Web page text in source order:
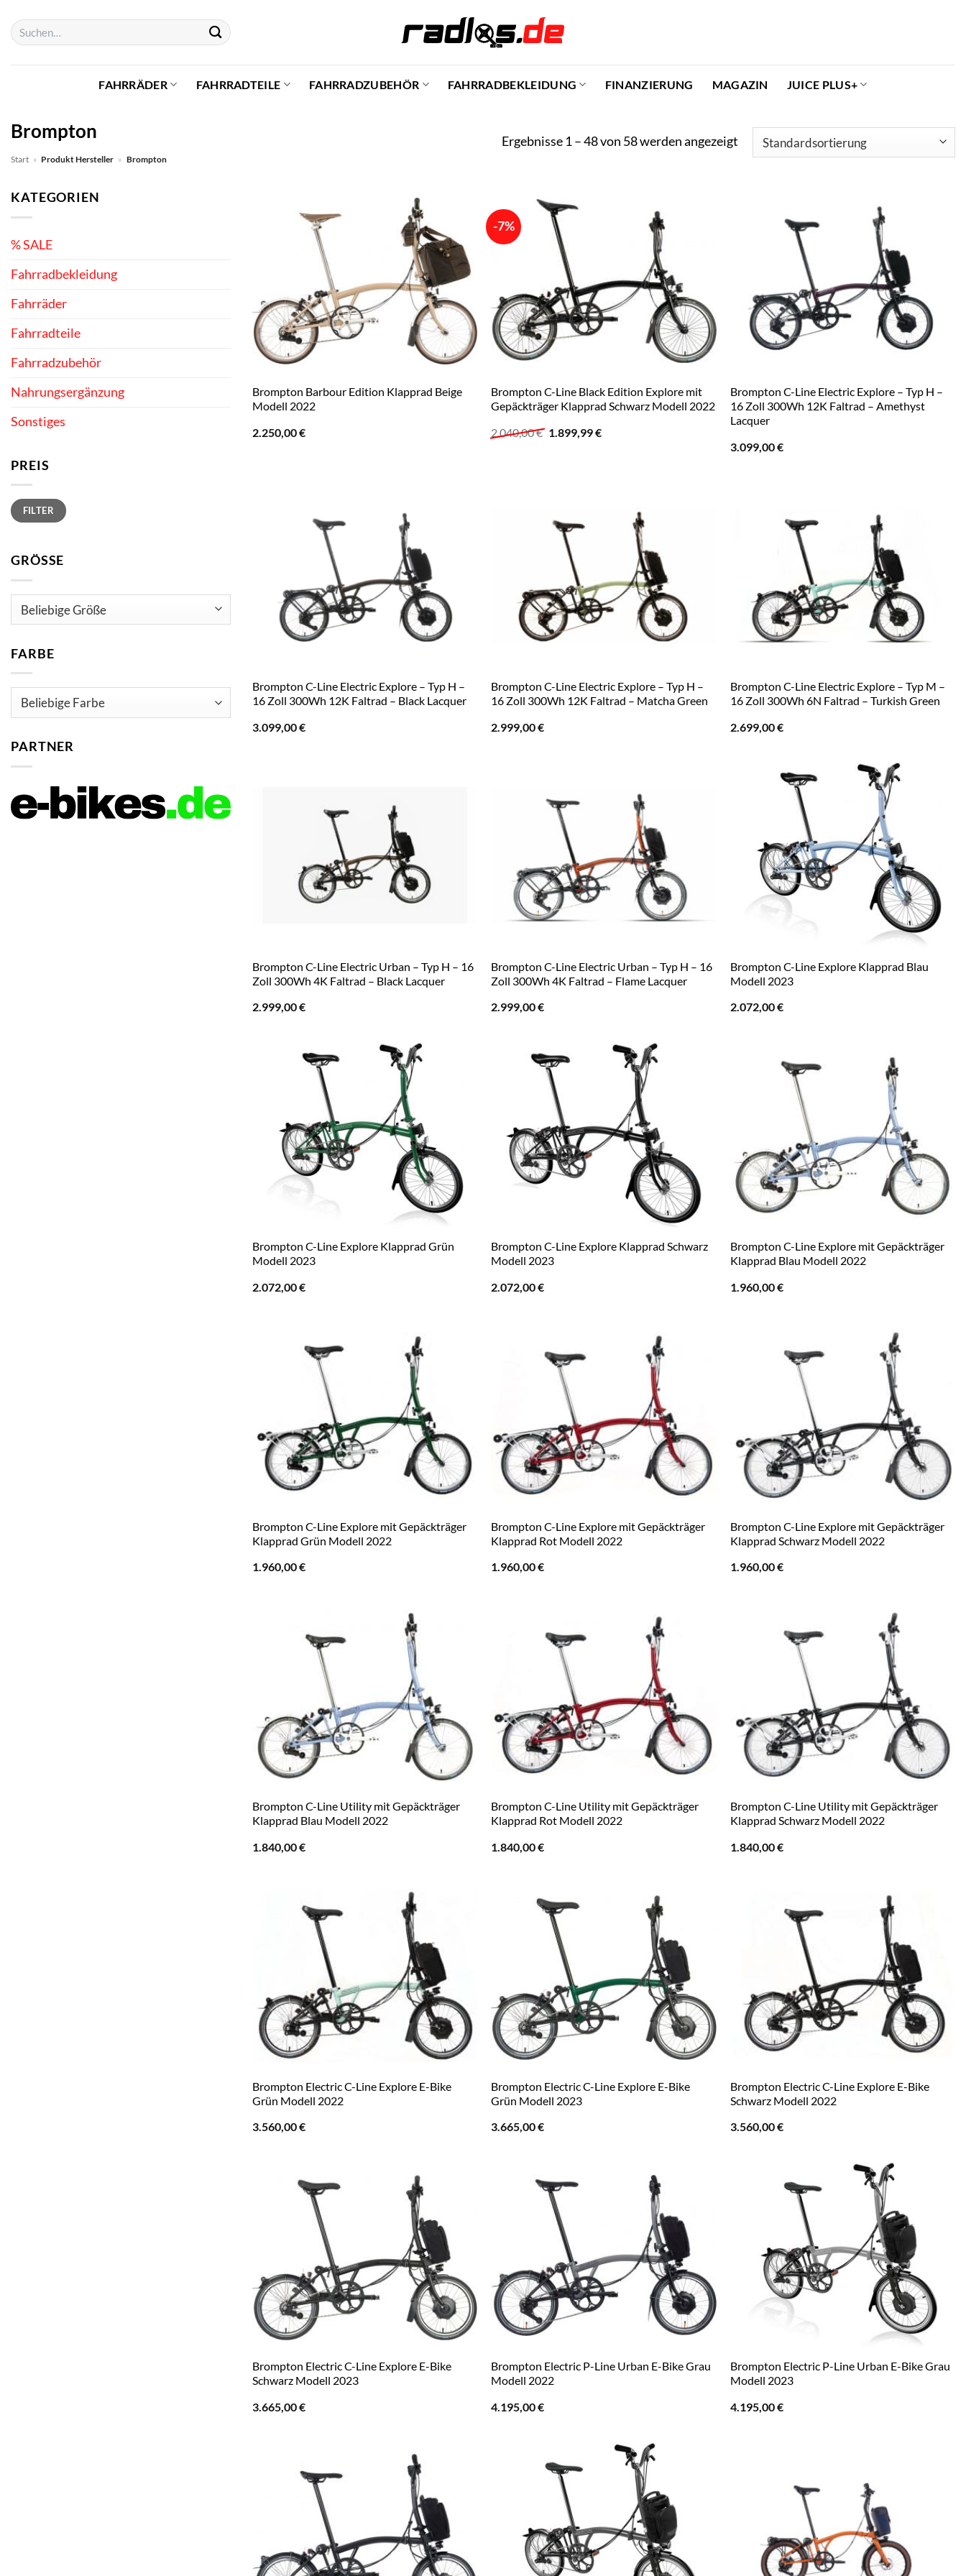
Inhalt
springen
Suchen
nach:
FAHRRÄDER FAHRRADTEILE FAHRRADZUBEHÖR FAHRRADBEKLEIDUNG FINANZIERUNG MAGAZIN JUICE PLUS+
Brompton
Start » Produkt Hersteller » Brompton
Ergebnisse 1 – 48 von 58 werden angezeigt
KATEGORIEN
% SALE
Fahrradbekleidung
Fahrräder
Fahrradteile
Fahrradzubehör
Nahrungsergänzung
Sonstiges
PREIS
Min.
Preis
Max.
PreisFILTER
GRÖSSE
FARBE
PARTNER
Brompton Barbour Edition Klapprad Beige
Modell 2022
2.250,00€
-7%
Brompton C-Line Black Edition Explore mit
Gepäckträger Klapprad Schwarz Modell 2022
2.040,00€ Ursprünglicher
1.899,99€Aktueller
Brompton C-Line Electric Explore – Typ H –
16 Zoll 300Wh 12K Faltrad – Amethyst
Lacquer
3.099,00€
Brompton C-Line Electric Explore – Typ H –
16 Zoll 300Wh 12K Faltrad – Black Lacquer
3.099,00€
Brompton C-Line Electric Explore – Typ H –
16 Zoll 300Wh 12K Faltrad – Matcha Green
2.999,00€
Brompton C-Line Electric Explore – Typ M –
16 Zoll 300Wh 6N Faltrad – Turkish Green
2.699,00€
Brompton C-Line Electric Urban – Typ H – 16
Zoll 300Wh 4K Faltrad – Black Lacquer
2.999,00€
Brompton C-Line Electric Urban – Typ H – 16
Zoll 300Wh 4K Faltrad – Flame Lacquer
2.999,00€
Brompton C-Line Explore Klapprad Blau
Modell 2023
2.072,00€
Brompton C-Line Explore Klapprad Grün
Modell 2023
2.072,00€
Brompton C-Line Explore Klapprad Schwarz
Modell 2023
2.072,00€
Brompton C-Line Explore mit Gepäckträger
Klapprad Blau Modell 2022
1.960,00€
Brompton C-Line Explore mit Gepäckträger
Klapprad Grün Modell 2022
1.960,00€
Brompton C-Line Explore mit Gepäckträger
Klapprad Rot Modell 2022
1.960,00€
Brompton C-Line Explore mit Gepäckträger
Klapprad Schwarz Modell 2022
1.960,00€
Brompton C-Line Utility mit Gepäckträger
Klapprad Blau Modell 2022
1.840,00€
Brompton C-Line Utility mit Gepäckträger
Klapprad Rot Modell 2022
1.840,00€
Brompton C-Line Utility mit Gepäckträger
Klapprad Schwarz Modell 2022
1.840,00€
Brompton Electric C-Line Explore E-Bike
Grün Modell 2022
3.560,00€
Brompton Electric C-Line Explore E-Bike
Grün Modell 2023
3.665,00€
Brompton Electric C-Line Explore E-Bike
Schwarz Modell 2022
3.560,00€
Brompton Electric C-Line Explore E-Bike
Schwarz Modell 2023
3.665,00€
Brompton Electric P-Line Urban E-Bike Grau
Modell 2022
4.195,00€
Brompton Electric P-Line Urban E-Bike Grau
Modell 2023
4.195,00€